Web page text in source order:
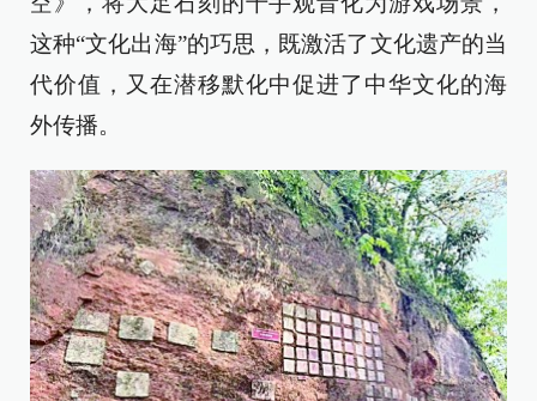
这种“文化出海”的巧思，既激活了文化遗产的当
代价值，又在潜移默化中促进了中华文化的海
外传播。